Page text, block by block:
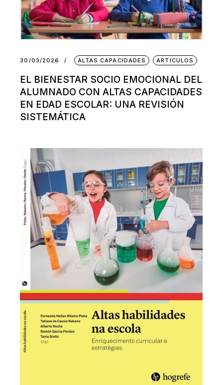
30/03/2026 ALTAS CAPACIDADES ARTÍCULOS
EL BIENESTAR SOCIO EMOCIONAL DEL
ALUMNADO CON ALTAS CAPACIDADES
EN EDAD ESCOLAR: UNA REVISIÓN
SISTEMÁTICA